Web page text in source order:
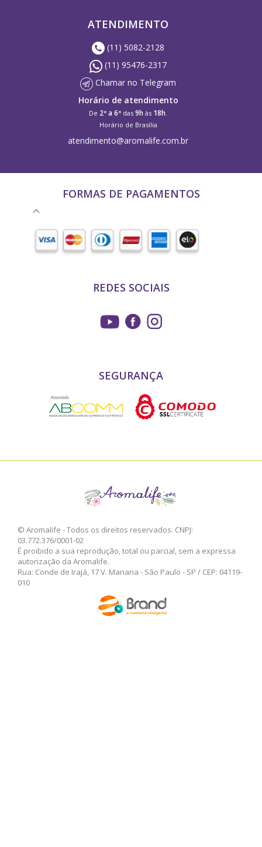
ATENDIMENTO
(11) 5082-2128
(11) 95476-2317
Chamar no Telegram
Horário de atendimento
De 2ª a 6ª das 9h às 18h.
Horário de Brasília
atendimento@aromalife.com.br
FORMAS DE PAGAMENTOS
REDES SOCIAIS
SEGURANÇA
© Aromalife - Todos os direitos reservados. CNPJ:
03.772.376/0001-02
É proibido a sua reprodução, total ou parcial, sem a expressa
autorização da Aromalife.
Rua: Conde de Irajá, 17 V. Mariana - São Paulo - SP / CEP: 04119-
010